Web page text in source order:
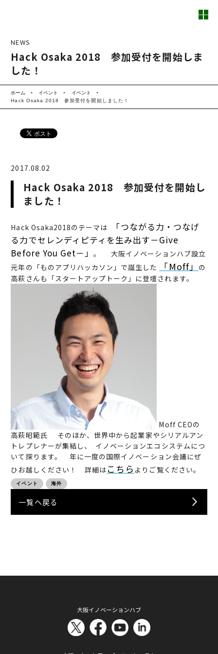
NEWS
Hack Osaka 2018 参加受付を開始しま
した！
ホーム イベント
イベント
Hack Osaka 2018 参加受付を開始しました！
2017.08.02
Hack Osaka 2018 参加受付を開始し
ました！
Hack Osaka2018のテーマは
「つながる力・つなげ
る力でセレンディピティを生み出す－Give
Before You Get－」。 大阪イノベーションハブ設立
元年の「ものアプリハッカソン」で誕生した
「Moff」
の
高萩さんも「スタートアップトーク」に登壇されます。
Moff CEOの
高萩昭範氏 そのほか、世界中から起業家やシリアルアン
トレプレナーが集結し、 イノベーションエコシステムにつ
いて探ります。 年に一度の国際イノベーション会議にぜ
ひお越しください！ 詳細は こちら よりご覧ください。
イベント 海外
一覧へ戻る
大阪イノベーションハブ